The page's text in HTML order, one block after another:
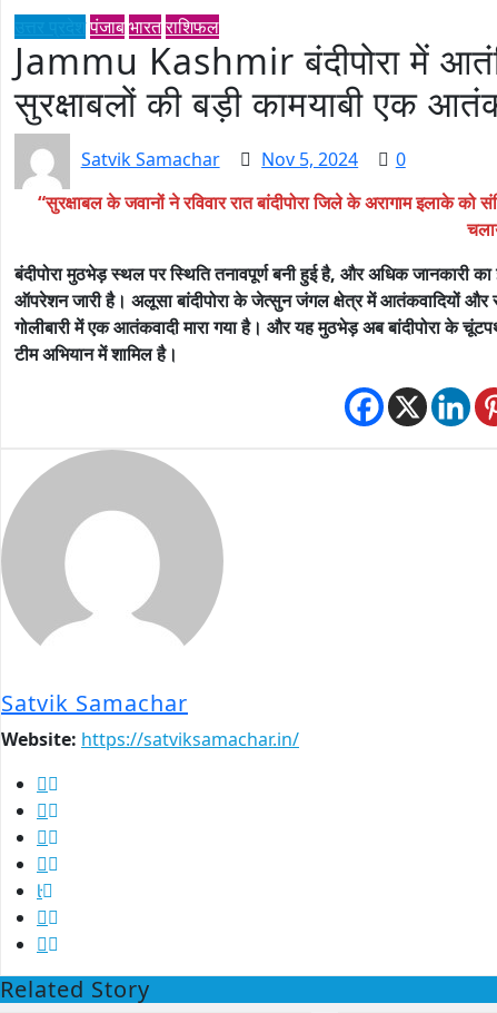
पंजाबभारतराशिफल
Jammu Kashmir बंदीपोरा में
सुरक्षाबलों की बड़ी कामयाबी एक
Satvik Samachar Nov 5, 2024
0
“सुरक्षाबल के जवानों ने रविवार रात बांदीपोरा जिले के अरागाम इलाके को
बंदीपोरामुठभेड़ स्थल पर स्थिति तनावपूर्ण बनी हुई है, और अधिक जानकारी का
ऑपरेशन जारी है। अलूसा बांदीपोरा के जेत्सुन जंगल क्षेत्र में आतंकवादियों
गोलीबारी में एक आतंकवादी मारा गया है। और यह मुठभेड़ अब बांदीपोरा के
टीम अभियान में शामिल है।
Satvik Samachar
Website: https://satviksamachar.in/
Related Story